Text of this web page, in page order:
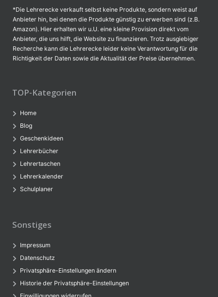
*Die Lehrerecke verkauft selbst keine Produkte, sondern weist auf
Anbieter hin, bei denen die Produkte günstig zu erwerben sind (z.B.
Amazon). Hier erhalten wir u.U. eine kleine Provision direkt vom
Anbieter, die uns hilft, die Website zu finanzieren. Trotz ausgiebiger
Recherche kann die Lehrerecke leider keine Verantwortung für die
Richtigkeit der Daten sowie die Aktualität der Preise übernehmen.
TOP-Kategorien
Home
Blog
Geschenkideen
Lehrerbücher
Lehrertaschen
Lehrerkalender
Schulplaner
Sonstiges
Impressum
Datenschutz
Privatsphäre-Einstellungen ändern
Historie der Privatsphäre-Einstellungen